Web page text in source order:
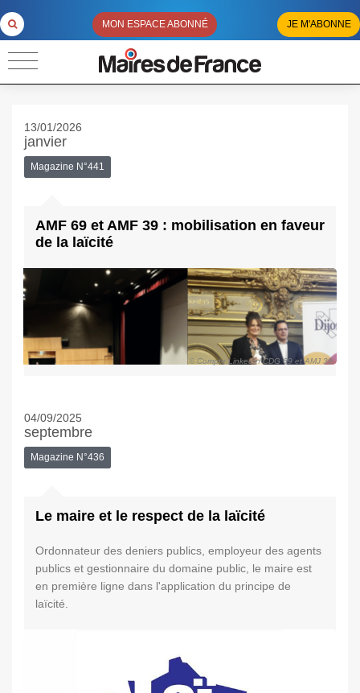
MON ESPACE ABONNÉ JE M'ABONNE
13/01/2026
janvier
Magazine N°441
AMF 69 et AMF 39 : mobilisation en faveur
de la laïcité
© Compte LinkedIn CDG 69 et AMJ 39
04/09/2025
septembre
Magazine N°436
Le maire et le respect de la laïcité
Ordonnateur des deniers publics, employeur des agents
publics et gestionnaire du domaine public, le maire est
en première ligne dans l'application du principe de
laïcité.